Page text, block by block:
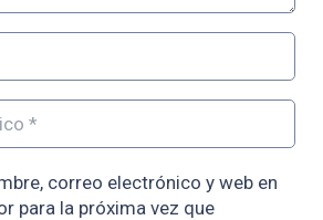
correo electrónico y web en
para la próxima vez que